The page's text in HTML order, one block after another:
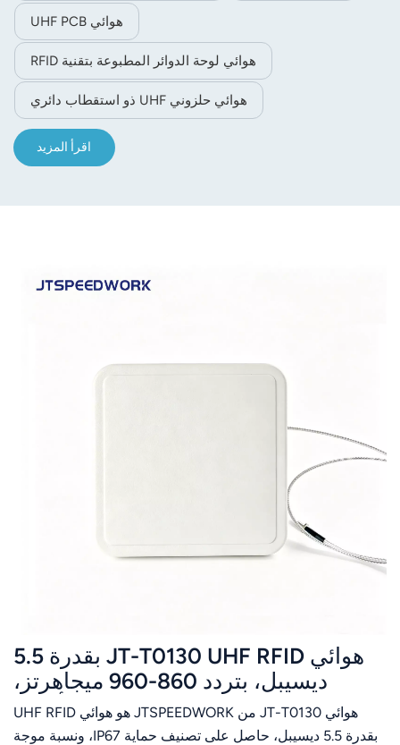
هوائي UHF PCB
هوائي لوحة الدوائر المطبوعة بتقنية RFID
هوائي حلزوني UHF ذو استقطاب دائري
اقرأ المزيد
هوائي JT-T0130 UHF RFID بقدرة 5.5
ديسيبل، بتردد 860-960 ميجاهرتز،
وعرض حزمة 70 درجة، لإدارة الأصول
هوائي JT-T0130 من JTSPEEDWORK هو هوائي UHF RFID
بقدرة 5.5 ديسيبل، حاصل على تصنيف حماية IP67، ونسبة موجة